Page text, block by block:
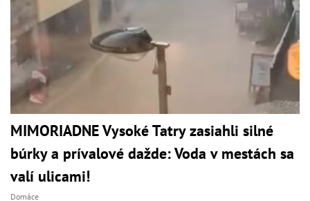
MIMORIADNE Vysoké Tatry zasiahli silné
búrky a prívalové dažde: Voda v mestách sa
valí ulicami!
Domáce